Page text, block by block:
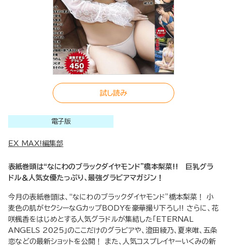
試し読み
電子版
EX MAX!編集部
表紙巻頭は“なにわのブラックダイヤモンド”橋本梨菜!! 巨乳グラ
ドル＆人気女優たっぷり、最強グラビアマガジン！
今月の表紙巻頭は、“なにわのブラックダイヤモンド”橋本梨菜！ 小
麦色の肌がセクシーなGカップBODYを豪華撮り下ろし!! さらに、花
咲楓香をはじめとする人気グラドルが集結した「ETERNAL
ANGELS 2025」のここだけのグラビアや、澄田綾乃、夏来唯、五条
恋などの最新ショットを公開！ また、人気コスプレイヤーいくみの新